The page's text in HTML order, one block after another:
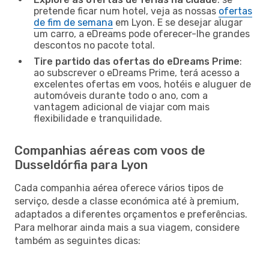
pretende ficar num hotel, veja as nossas ofertas
de fim de semana em Lyon. E se desejar alugar
um carro, a eDreams pode oferecer-lhe grandes
descontos no pacote total.
Tire partido das ofertas do eDreams Prime:
ao subscrever o eDreams Prime, terá acesso a
excelentes ofertas em voos, hotéis e aluguer de
automóveis durante todo o ano, com a
vantagem adicional de viajar com mais
flexibilidade e tranquilidade.
Companhias aéreas com voos de
Dusseldórfia para Lyon
Cada companhia aérea oferece vários tipos de
serviço, desde a classe económica até à premium,
adaptados a diferentes orçamentos e preferências.
Para melhorar ainda mais a sua viagem, considere
também as seguintes dicas: